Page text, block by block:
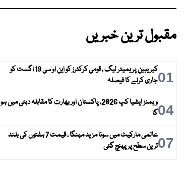
مقبول ترین خبریں
01
کیریبین پریمیئر لیگ ، قومی کرکٹرز کو این او سی 19 اگست کو
جاری کرنے کا فیصلہ
04
ویمنز ایشیا کپ 2026، پاکستان اور بھارت کا مقابلہ دبئی میں ہو
گا
07
عالمی مارکیٹ میں سونا مزید مہنگا ، قیمت 7 ہفتوں کی بلند
ترین سطح پر پہنچ گئی